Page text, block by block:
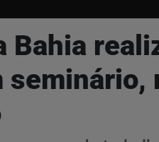
Bahia